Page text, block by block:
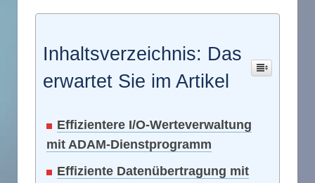
Inhaltsverzeichnis: Das
erwartet Sie im Artikel
Effizientere I/O-Werteverwaltung
mit ADAM-Dienstprogramm
Effiziente Datenübertragung mit